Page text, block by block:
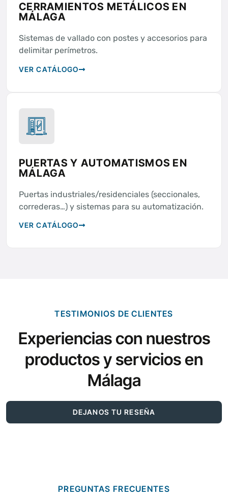
CERRAMIENTOS METÁLICOS EN
MÁLAGA
Sistemas de vallado con postes y accesorios para
delimitar perímetros.
VER CATÁLOGO
PUERTAS Y AUTOMATISMOS EN
MÁLAGA
Puertas industriales/residenciales (seccionales,
correderas…) y sistemas para su automatización.
VER CATÁLOGO
TESTIMONIOS DE CLIENTES
Experiencias con nuestros
productos y servicios en
Málaga
DEJANOS TU RESEÑA
PREGUNTAS FRECUENTES